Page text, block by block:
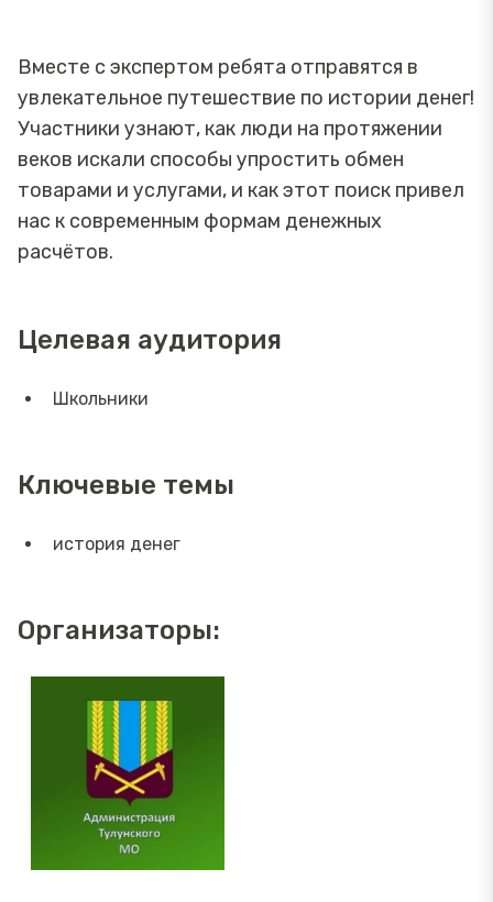
Вместе с экспертом ребята отправятся в
увлекательное путешествие по истории денег!
Участники узнают, как люди на протяжении
веков искали способы упростить обмен
товарами и услугами, и как этот поиск привел
нас к современным формам денежных
расчётов.
Целевая аудитория
Школьники
Ключевые темы
история денег
Организаторы: